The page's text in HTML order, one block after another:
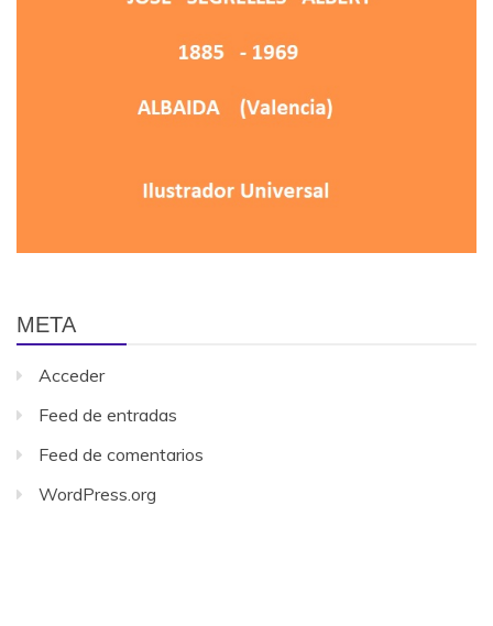
META
Acceder
Feed de entradas
Feed de comentarios
WordPress.org